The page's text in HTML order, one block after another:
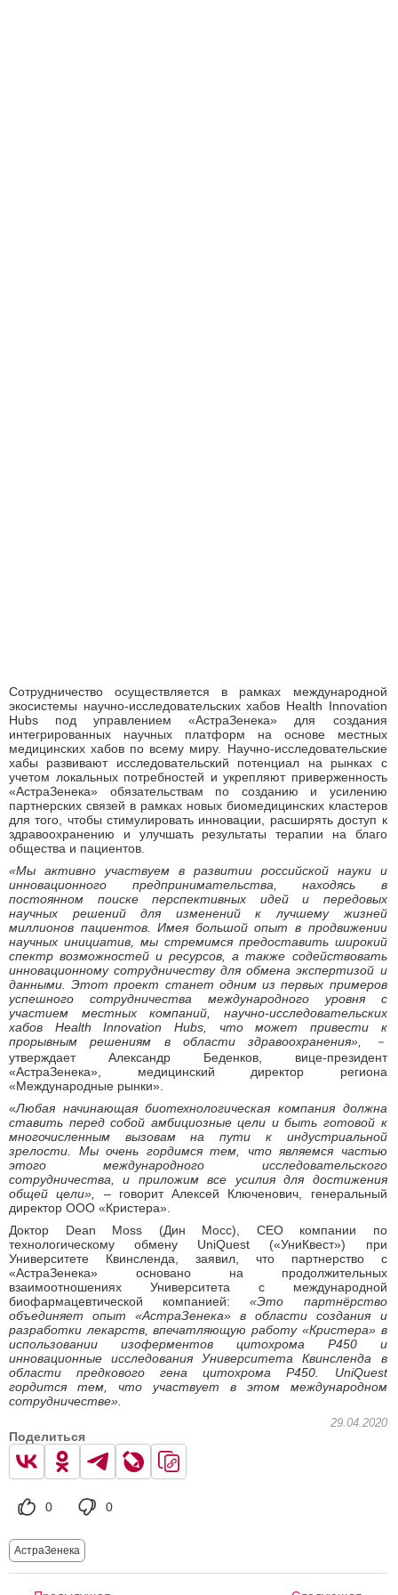
Сотрудничество осуществляется в рамках международной
экосистемы научно-исследовательских хабов Health Innovation
Hubs под управлением «АстраЗенека» для создания
интегрированных научных платформ на основе местных
медицинских хабов по всему миру. Научно-исследовательские
хабы развивают исследовательский потенциал на рынках с
учетом локальных потребностей и укрепляют приверженность
«АстраЗенека» обязательствам по созданию и усилению
партнерских связей в рамках новых биомедицинских кластеров
для того, чтобы стимулировать инновации, расширять доступ к
здравоохранению и улучшать результаты терапии на благо
общества и пациентов.
«Мы активно участвуем в развитии российской науки и
инновационного предпринимательства, находясь в
постоянном поиске перспективных идей и передовых
научных решений для изменений к лучшему жизней
миллионов пациентов. Имея большой опыт в продвижении
научных инициатив, мы стремимся предоставить широкий
спектр возможностей и ресурсов, а также содействовать
инновационному сотрудничеству для обмена экспертизой и
данными. Этот проект станет одним из первых примеров
успешного сотрудничества международного уровня с
участием местных компаний, научно-исследовательских
хабов HealthInnovation Hubs, что может привести к
прорывным решениям в области здравоохранения»,
－
утверждает Александр Беденков, вице-президент
«АстраЗенека», медицинский директор региона
«Международные рынки».
«Любая начинающая биотехнологическая компания должна
ставить перед собой амбициозные цели и быть готовой к
многочисленным вызовам на пути к индустриальной
зрелости. Мы очень гордимся тем, что являемся частью
этого международного исследовательского
сотрудничества, и приложим все усилия для достижения
общей цели», ‒ говорит Алексей Ключенович, генеральный
директор ООО «Кристера».
Доктор Dean Moss (Дин Мосс), CEO компании по
технологическому обмену UniQuest («УниКвест») при
Университете Квинсленда, заявил, что партнерство с
«АстраЗенека» основано на продолжительных
взаимоотношениях Университета с международной
биофармацевтической компанией:«Это партнёрство
объединяет опыт «АстраЗенека» в области создания и
разработки лекарств, впечатляющую работу «Кристера» в
использовании изоферментов цитохрома P450 и
инновационные исследования Университета Квинсленда в
области предкового гена цитохрома P450. UniQuest
гордится тем, что участвует в этом международном
сотрудничестве».
29.04.2020
Поделиться
0 0
АстраЗенека